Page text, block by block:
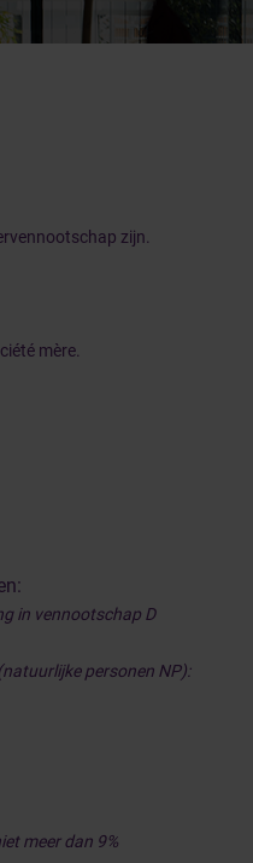
zijn.
mère.
in vennootschap D
personen NP):
meer dan 9%